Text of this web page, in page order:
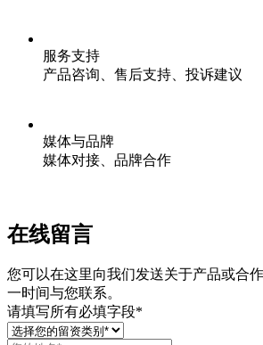
服务支持
产品咨询、售后支持、投诉建议
媒体与品牌
媒体对接、品牌合作
在线留言
您可以在这里向我们发送关于产品或合
一时间与您联系。
请填写所有必填字段*